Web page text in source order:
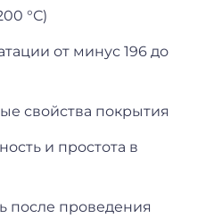
°С)
от минус 196 до
свойства покрытия
и простота в
после проведения